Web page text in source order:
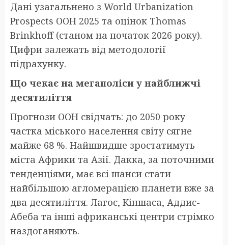
Дані узагальнено з World Urbanization
Prospects ООН 2025 та оцінок Thomas
Brinkhoff (станом на початок 2026 року).
Цифри залежать від методології
підрахунку.
Що чекає на мегаполіси у найближчі
десятиліття
Прогнози ООН свідчать: до 2050 року
частка міського населення світу сягне
майже 68 %. Найшвидше зростатимуть
міста Африки та Азії. Дакка, за поточними
тенденціями, має всі шанси стати
найбільшою агломерацією планети вже за
два десятиліття. Лагос, Кіншаса, Аддис-
Абеба та інші африканські центри стрімко
наздоганяють.